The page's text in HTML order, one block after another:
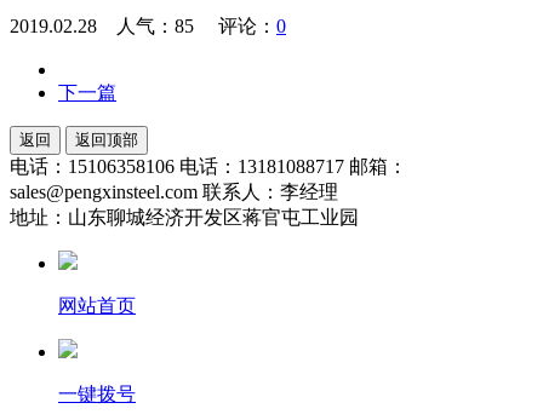
2019.02.28 人气： 85 评论： 0
下一篇
返回 返回顶部
电话：15106358106 电话：13181088717 邮箱：
sales@pengxinsteel.com 联系人：李经理
地址：山东聊城经济开发区蒋官屯工业园
网站首页
一键拨号